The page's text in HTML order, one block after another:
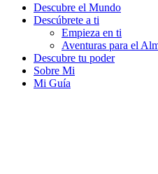
Descubre el Mundo
Descúbrete a ti
Empieza en ti
Aventuras para el
Descubre tu poder
Sobre Mi
Mi Guía